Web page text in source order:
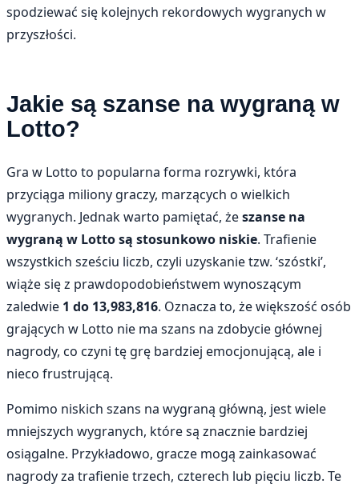
spodziewać się kolejnych rekordowych wygranych w
przyszłości.
Jakie są szanse na wygraną w
Lotto?
Gra w Lotto to popularna forma rozrywki, która
przyciąga miliony graczy, marzących o wielkich
wygranych. Jednak warto pamiętać, żeszanse na
wygraną w Lotto są stosunkowo niskie. Trafienie
wszystkich sześciu liczb, czyli uzyskanie tzw. ‘szóstki’,
wiąże się z prawdopodobieństwem wynoszącym
zaledwie 1 do 13,983,816. Oznacza to, że większość osób
grających w Lotto nie ma szans na zdobycie głównej
nagrody, co czyni tę grę bardziej emocjonującą, ale i
nieco frustrującą.
Pomimo niskich szans na wygraną główną, jest wiele
mniejszych wygranych, które są znacznie bardziej
osiągalne. Przykładowo, gracze mogą zainkasować
nagrody za trafienie trzech, czterech lub pięciu liczb. Te